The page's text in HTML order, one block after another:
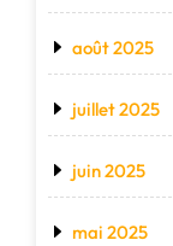
août 2025
juillet 2025
juin 2025
mai 2025